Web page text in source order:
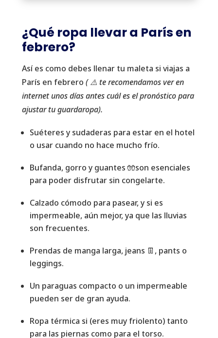
¿Qué ropa llevar a París en
febrero?
Así es como debes llenar tu maleta si viajas a
París en febrero ( ⚠️ te recomendamos ver en
internet unos días antes cuál es el pronóstico para
ajustar tu guardaropa).
Suéteres y sudaderas para estar en el hotel
o usar cuando no hace mucho frío.
Bufanda, gorro y guantes 🧤son esenciales
para poder disfrutar sin congelarte.
Calzado cómodo para pasear, y si es
impermeable, aún mejor, ya que las lluvias
son frecuentes.
Prendas de manga larga, jeans 👖, pants o
leggings.
Un paraguas compacto o un impermeable
pueden ser de gran ayuda.
Ropa térmica si (eres muy friolento) tanto
para las piernas como para el torso.